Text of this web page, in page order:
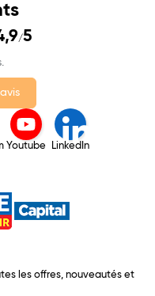
/5
Youtube LinkedIn
les offres, nouveautés et